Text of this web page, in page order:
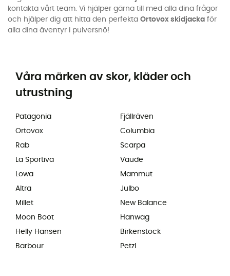
kontakta vårt team. Vi hjälper gärna till med alla dina frågor
och hjälper dig att hitta den perfekta Ortovox skidjacka för
alla dina äventyr i pulversnö!
Våra märken av skor, kläder och
utrustning
Patagonia
Ortovox
Rab
La Sportiva
Lowa
Altra
Millet
Moon Boot
Helly Hansen
Barbour
Fjällräven
Columbia
Scarpa
Vaude
Mammut
Julbo
New Balance
Hanwag
Birkenstock
Petzl